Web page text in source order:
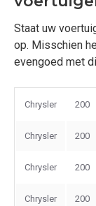
Staat uw
op. Misschien
evengoed met
Chrysler 200
Chrysler 200
Chrysler 200
Chrysler 200